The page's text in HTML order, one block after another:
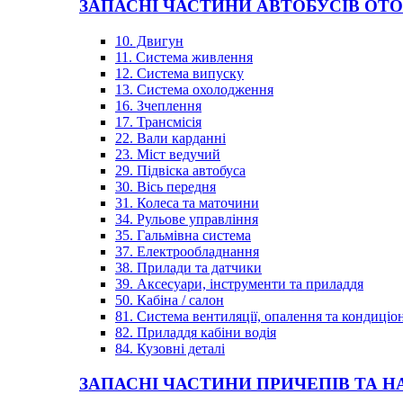
ЗАПАСНІ ЧАСТИНИ АВТОБУСІВ
10. Двигун
11. Система живлення
12. Система випуску
13. Система охолодження
16. Зчеплення
17. Трансмісія
22. Вали карданні
23. Міст ведучий
29. Підвіска автобуса
30. Вісь передня
31. Колеса та маточини
34. Рульове управління
35. Гальмівна система
37. Електрообладнання
38. Прилади та датчики
39. Аксесуари, інструменти та приладдя
50. Кабіна / салон
81. Система вентиляції, опалення та
82. Приладдя кабіни водія
84. Кузовні деталі
ЗАПАСНІ ЧАСТИНИ ПРИЧЕПІВ ТА